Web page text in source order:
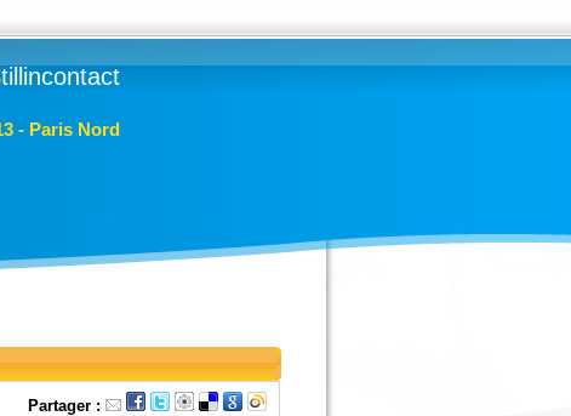
- Paris Nord
Partager :